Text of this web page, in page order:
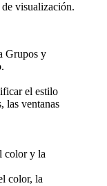
de visualización.
Grupos y
.
el estilo
, las ventanas
color y la
color, la